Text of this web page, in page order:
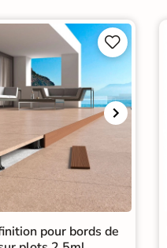


pour bords de